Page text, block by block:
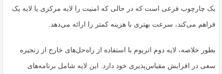
یک چارچوب فرعی است که در حالی که امنیت را لایه مرکزی یا لایه یک
فراهم می‌کند، سرعت بهتری با هزینه کمتر را ارائه می‌دهد.
بطور خلاصه، لایه دوم اتریوم با استفاده از راه‌حل‌های خارج از زنجیره
سعی در افزایش مقیاس‌پذیری خود دارد. این لایه شامل برنامه‌های